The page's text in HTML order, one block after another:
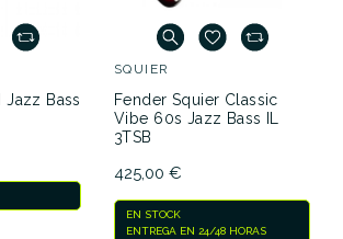
Jazz Bass
SQUIER
Fender Squier Classic
Vibe 60s Jazz Bass IL
3TSB
425,00 €
EN STOCK
ENTREGA EN 24/48 HORAS